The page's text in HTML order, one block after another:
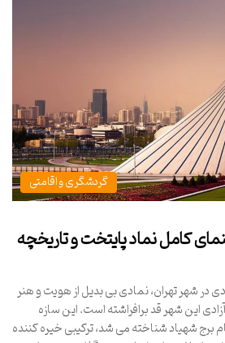
گردشگری و اقامتی
کامل نماد پایتخت و تاریخچه
در شهر تهران، نمادی بی بدیل از هویت و هنر
این شهر قد برافراشته است. این سازه
برج شهیاد شناخته می شد، ترکیبی خیره کننده